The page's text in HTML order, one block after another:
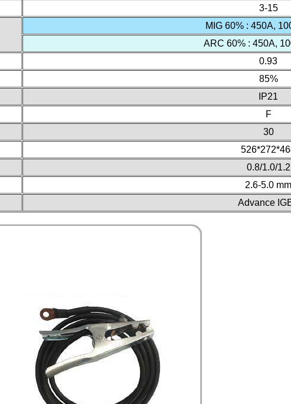
3-15
MIG 60% : 450A,
ARC 60% : 450A,
0.93
85%
IP21
F
30
0.8/1.0/1.2
2.6-5.0 mm
Advance